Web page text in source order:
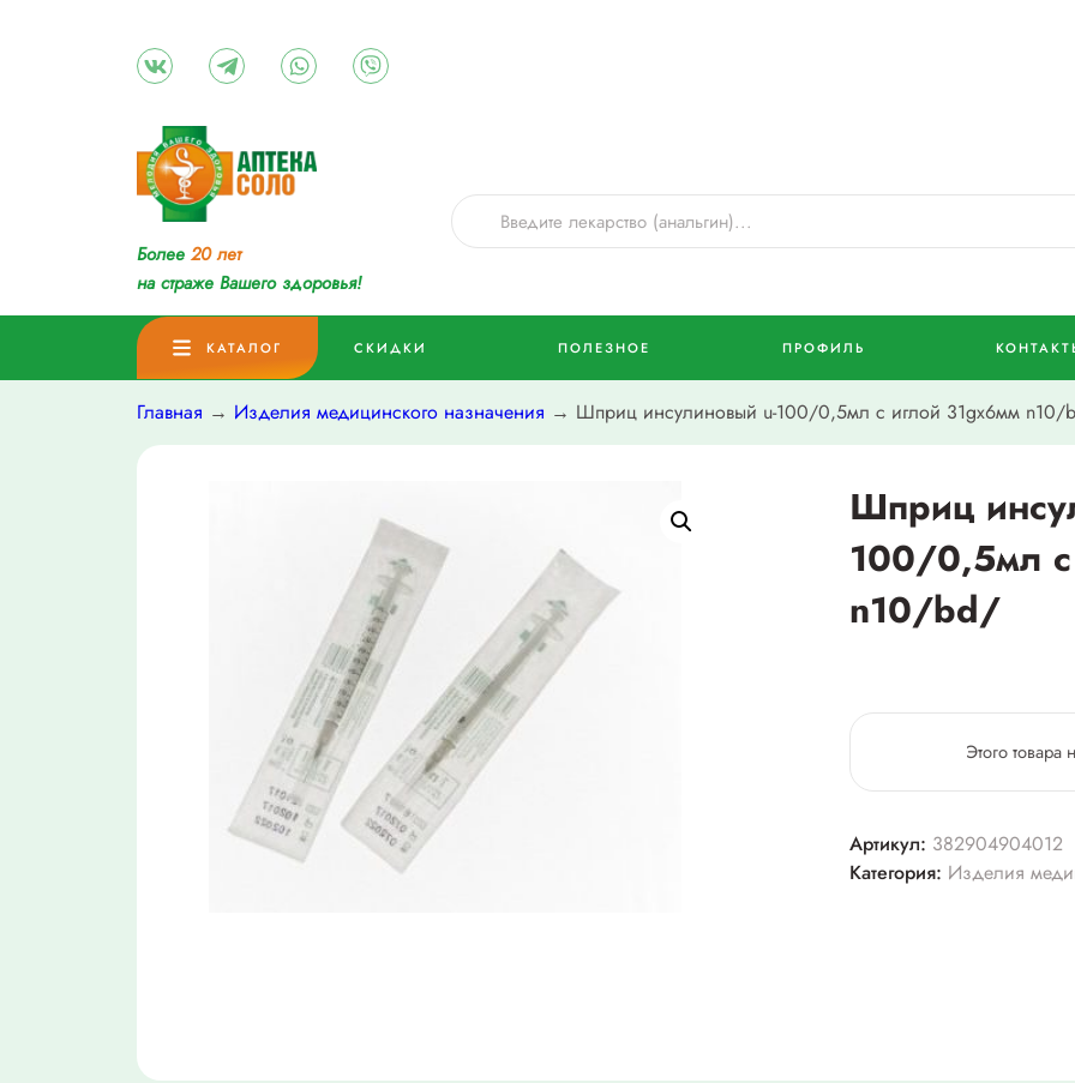
Более 20 лет
на страже Вашего здоровья!
КАТАЛОГ СКИДКИ ПОЛЕЗНОЕ ПРОФИЛЬ
Главная → Изделия медицинского назначения → Шприц инсулиновый u-100/0,5мл с иглой 31gх6мм n10/
Шприц
100/0,5мл
n10/bd/
Этого товара
Артикул: 382904904012
Категория: Изделия